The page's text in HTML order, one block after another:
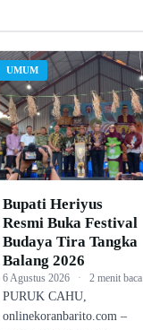
UMUM
Bupati Heriyus
Resmi Buka Festival
Budaya Tira Tangka
Balang 2026
6 Agustus 2026 · 2 menit baca
PURUK CAHU,
onlinekoranbarito.com –